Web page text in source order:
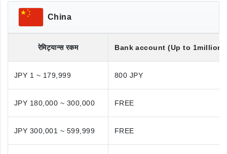
China
रेमिट्यान्स रकम Bank account (Up to 1million
JPY 1 ~ 179,999 800 JPY
JPY 180,000 ~ 300,000 FREE
JPY 300,001 ~ 599,999 FREE